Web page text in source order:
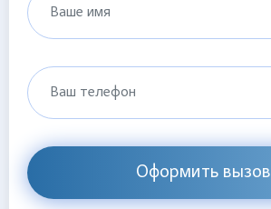
Ваше имя
Ваш телефон
Оформить вызов